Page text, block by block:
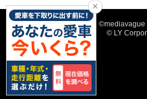
©mediavague
© LY